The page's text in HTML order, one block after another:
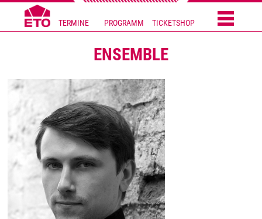
TERMINE PROGRAMM TICKETSHOP
ENSEMBLE